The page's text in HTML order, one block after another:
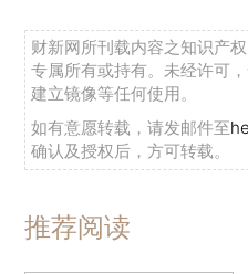
财新网所刊载内容之知识产
专属所有或持有。未经许可
建立镜像等任何使用。
如有意愿转载，请发邮件至
确认及授权后，方可转载。
推荐阅读